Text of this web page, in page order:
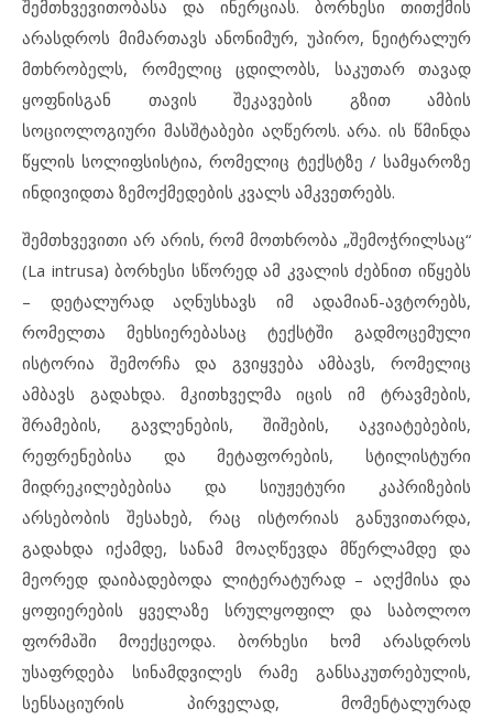
შემთხვევითობასა და ინერციას. ბორხესი თითქმის
არასდროს მიმართავს ანონიმურ, უპირო, ნეიტრალურ
მთხრობელს, რომელიც ცდილობს, საკუთარ თავად
ყოფნისგან თავის შეკავების გზით ამბის
სოციოლოგიური მასშტაბები აღწეროს. არა. ის წმინდა
წყლის სოლიფსისტია, რომელიც ტექსტზე / სამყაროზე
ინდივიდთა ზემოქმედების კვალს ამკვეთრებს.
შემთხვევითი არ არის, რომ მოთხრობა „შემოჭრილსაც“
(La intrusa) ბორხესი სწორედ ამ კვალის ძებნით იწყებს
– დეტალურად აღნუსხავს იმ ადამიან-ავტორებს,
რომელთა მეხსიერებასაც ტექსტში გადმოცემული
ისტორია შემორჩა და გვიყვება ამბავს, რომელიც
ამბავს გადახდა. მკითხველმა იცის იმ ტრავმების,
შრამების, გავლენების, შიშების, აკვიატებების,
რეფრენებისა და მეტაფორების, სტილისტური
მიდრეკილებებისა და სიუჟეტური კაპრიზების
არსებობის შესახებ, რაც ისტორიას განუვითარდა,
გადახდა იქამდე, სანამ მოაღწევდა მწერლამდე და
მეორედ დაიბადებოდა ლიტერატურად – აღქმისა და
ყოფიერების ყველაზე სრულყოფილ და საბოლოო
ფორმაში მოექცეოდა. ბორხესი ხომ არასდროს
უსაფრდება სინამდვილეს რამე განსაკუთრებულის,
სენსაციურის პირველად, მომენტალურად